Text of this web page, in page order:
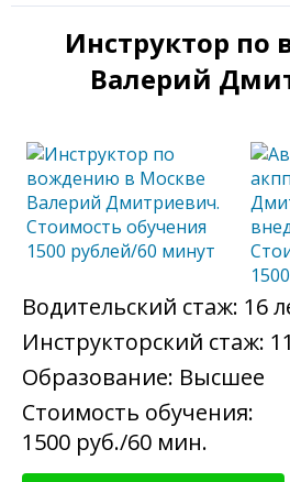
Инструктор
Валерий
Водительский стаж: 16
Инструкторский стаж:
Образование: Высшее
Стоимость обучения:
1500 руб./60 мин.